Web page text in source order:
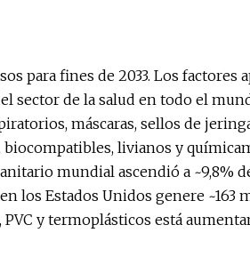
para fines de 2033. Los factores
de la salud en todo el
máscaras, sellos de
livianos y
mundial ascendió a ~9,8%
los Estados Unidos genere ~163
y termoplásticos está